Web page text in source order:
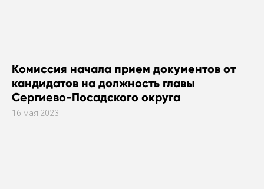
Комиссия начала прием документов от
кандидатов на должность главы
Сергиево-Посадского округа
16 мая 2023